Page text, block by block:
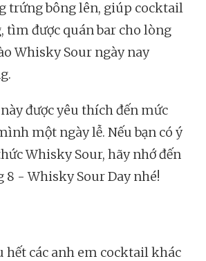
trứng bông lên, giúp cocktail
tìm được quán bar cho lòng
Whisky Sour ngày nay
được yêu thích đến mức
một ngày lễ. Nếu bạn có ý
Whisky Sour, hãy nhớ đến
8 - Whisky Sour Day nhé!
hết các anh em cocktail khác